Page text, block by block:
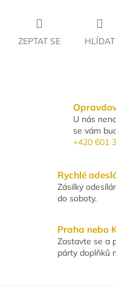
ZEPTAT SE HLÍDAT
U nás
se vám
+420 601
Rychlé
Zásilky
do soboty.
Praha nebo
Zastavte se a
párty doplňků